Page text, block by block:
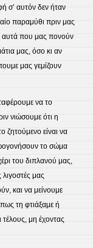
σ’ αυτόν δεν ήταν
παραμύθι πριν μας
αυτά που μας πονούν
μας, όσο κι αν
μας γεμίζουν
να το
νιώσουμε ότι η
ζητούμενο είναι να
το σώμα
του διπλανού μας,
μας
και να μείνουμε
τη φτιάξαμε ή
τέλους, μη έχοντας